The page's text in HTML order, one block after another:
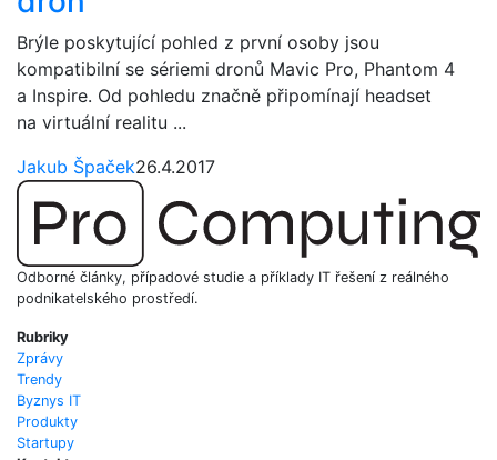
Brýle poskytující pohled z první osoby jsou
kompatibilní se sériemi dronů Mavic Pro, Phantom 4
a Inspire. Od pohledu značně připomínají headset
na virtuální realitu ...
Jakub Špaček26.4.2017
Odborné články, případové studie a příklady IT řešení z reálného
podnikatelského prostředí.
Rubriky
Zprávy
Trendy
Byznys IT
Produkty
Startupy